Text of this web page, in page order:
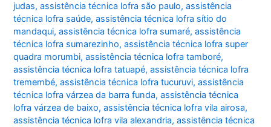
judas,assistência técnica lofra são paulo,assistência
técnica lofra saúde,assistência técnica lofra sítio do
mandaqui,assistência técnica lofra sumaré,assistência
técnica lofra sumarezinho,assistência técnica lofra super
quadra morumbi,assistência técnica lofra tamboré,
assistência técnica lofra tatuapé,assistência técnica lofra
tremembé,assistência técnica lofra tucuruvi,assistência
técnica lofra várzea da barra funda,assistência técnica
lofra várzea de baixo,assistência técnica lofra vila airosa,
assistência técnica lofra vila alexandria,assistência técnica